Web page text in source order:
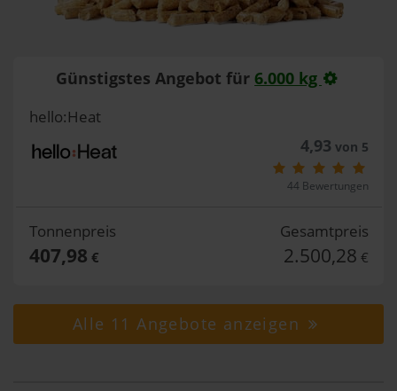
Günstigstes Angebot für 6.000 kg
hello:Heat
4,93 von 5
44 Bewertungen
Tonnenpreis
407,98 €
Gesamtpreis
2.500,28 €
Alle 11 Angebote anzeigen